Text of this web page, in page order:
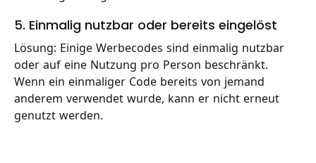
5. Einmalig nutzbar oder bereits eingelöst
Lösung: Einige Werbecodes sind einmalig nutzbar
oder auf eine Nutzung pro Person beschränkt.
Wenn ein einmaliger Code bereits von jemand
anderem verwendet wurde, kann er nicht erneut
genutzt werden.